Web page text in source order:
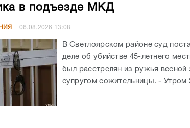
в подъезде МКД
06.08.2026 13:08
В Светлоярском районе суд
деле об убийстве 45-летнего
был расстрелян из ружья
супругом сожительницы. - Утром